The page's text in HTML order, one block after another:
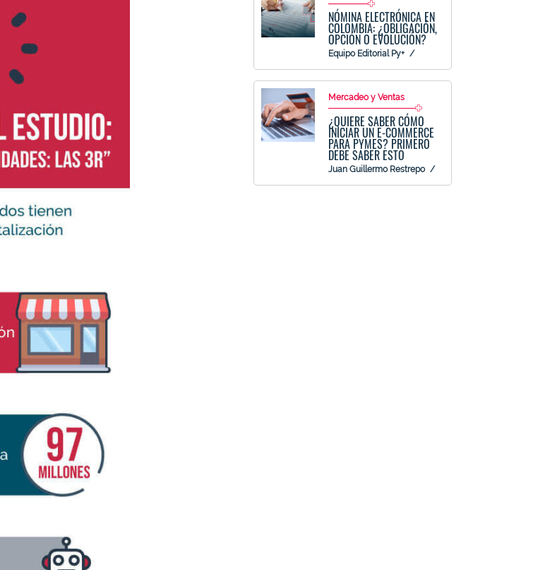
NÓMINA ELECTRÓNICA EN
COLOMBIA: ¿OBLIGACIÓN,
OPCIÓN O EVOLUCIÓN?
Equipo Editorial Py+
Mercadeo y Ventas
¿QUIERE SABER CÓMO
INICIAR UN E-COMMERCE
PARA PYMES? PRIMERO
DEBE SABER ESTO
Juan Guillermo Restrepo